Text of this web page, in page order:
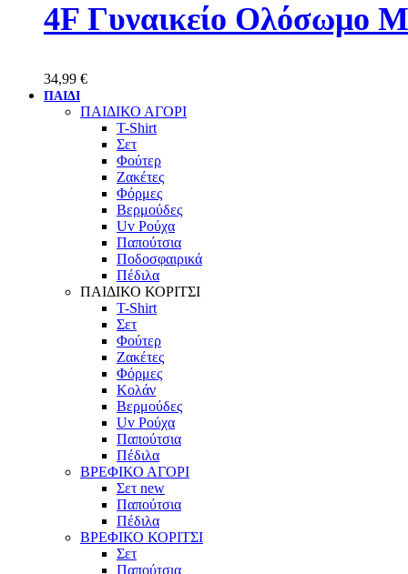
4F Γυναικείο Ολόσωμο
34,99 €
ΠΑΙΔΙ
ΠΑΙΔΙΚΟ ΑΓΟΡΙ
T-Shirt
Σετ
Φούτερ
Ζακέτες
Φόρμες
Βερμούδες
Uv Ρούχα
Παπούτσια
Ποδοσφαιρικά
Πέδιλα
ΠΑΙΔΙΚΟ ΚΟΡΙΤΣΙ
T-Shirt
Σετ
Φούτερ
Ζακέτες
Φόρμες
Κολάν
Βερμούδες
Uv Ρούχα
Παπούτσια
Πέδιλα
ΒΡΕΦΙΚΟ ΑΓΟΡΙ
Σετ new
Παπούτσια
Πέδιλα
ΒΡΕΦΙΚΟ ΚΟΡΙΤΣΙ
Σετ
Παπούτσια